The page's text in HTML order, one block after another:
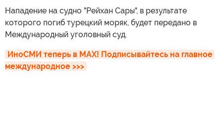
Нападение на судно "Рейхан Сары", в результате
которого погиб турецкий моряк, будет передано в
Международный уголовный суд.
ИноСМИ теперь в MAX! Подписывайтесь на главное
международное >>>